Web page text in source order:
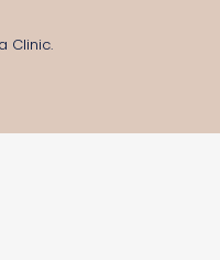
Clinic.